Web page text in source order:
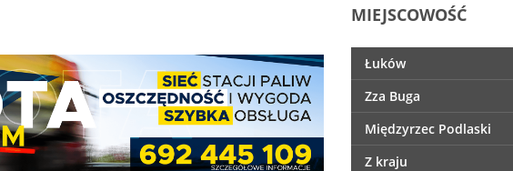
MIEJSCOWOŚĆ
Łuków
Zza Buga
Międzyrzec Podlaski
Z kraju